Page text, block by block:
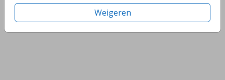
Weigeren